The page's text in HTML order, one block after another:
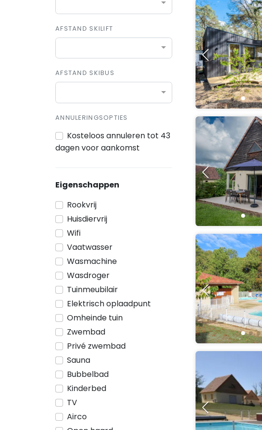
AFSTAND SKILIFT
AFSTAND SKIBUS
ANNULERINGSOPTIES
Kosteloos annuleren tot 43
dagen voor aankomst
Eigenschappen
Rookvrij
Huisdiervrij
Wifi
Vaatwasser
Wasmachine
Wasdroger
Tuinmeubilair
Elektrisch oplaadpunt
Omheinde tuin
Zwembad
Privé zwembad
Sauna
Bubbelbad
Kinderbed
TV
Airco